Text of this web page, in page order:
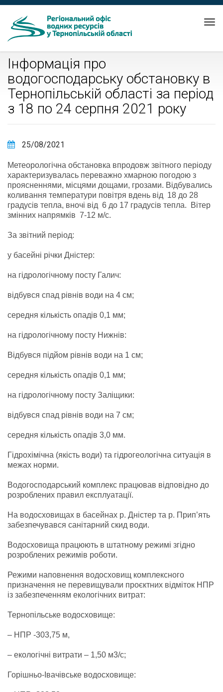
Інформація про
водогосподарську обстановку в
Тернопільській області за період
з 18 по 24 серпня 2021 року
25/08/2021
Метеорологічна обстановка впродовж звітного періоду
характеризувалась переважно хмарною погодою з
проясненнями, місцями дощами, грозами. Відбувались
коливання температури повітря вдень від 18 до 28
градусів тепла, вночі від 6 до 17 градусів тепла. Вітер
змінних напрямків 7-12 м/с.
За звітний період:
у басейні річки Дністер:
на гідрологічному посту Галич:
відбувся спад рівнів води на 4 см;
середня кількість опадів 0,1 мм;
на гідрологічному посту Нижнів:
Відбувся підйом рівнів води на 1 см;
середня кількість опадів 0,1 мм;
на гідрологічному посту Заліщики:
відбувся спад рівнів води на 7 см;
середня кількість опадів 3,0 мм.
Гідрохімічна (якість води) та гідрогеологічна ситуація в
межах норми.
Водогосподарський комплекс працював відповідно до
розроблених правил експлуатації.
На водосховищах в басейнах р. Дністер та р. Прип’ять
забезпечувався санітарний скид води.
Водосховища працюють в штатному режимі згідно
розроблених режимів роботи.
Режими наповнення водосховищ комплексного
призначення не перевищували проєктних відміток НПР
із забезпеченням екологічних витрат:
Тернопільське водосховище:
– НПР -303,75 м,
– екологічні витрати – 1,50 м3/с;
Горішньо-Івачівське водосховище: